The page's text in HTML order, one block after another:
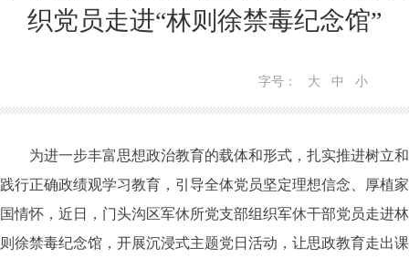
织党员走进“林则徐禁毒纪念馆”
字号： 大 中 小
为进一步丰富思想政治教育的载体和形式，扎实推进树立和
践行正确政绩观学习教育，引导全体党员坚定理想信念、厚植家
国情怀，近日
，门头沟区军休所党支部组织军休干部党员走进林
则徐禁毒纪念馆，开展沉浸式主题党日活动，让思政教育走出课